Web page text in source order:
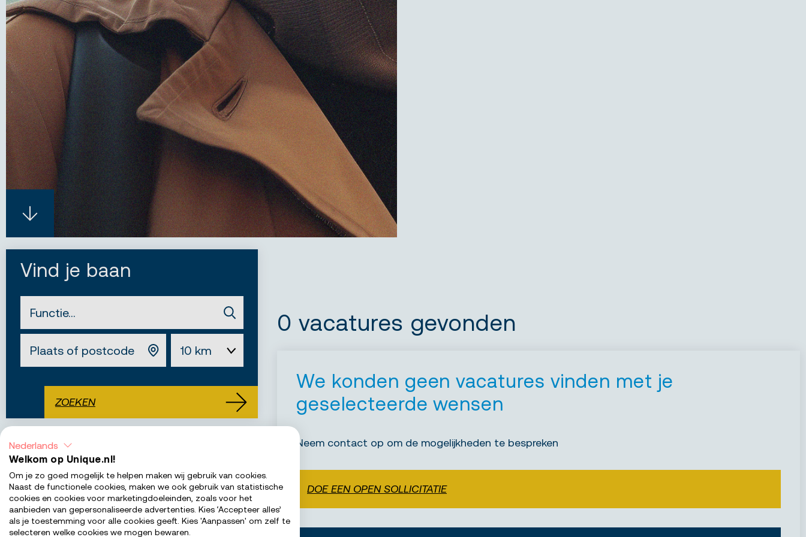
Vind je baan
ZOEKEN
Filters
Geplaatst
vandaag
0 vacatures gevonden
We konden geen vacatures vinden met je
geselecteerde wensen
Neem contact op om de mogelijkheden te bespreken
DOE EEN OPEN SOLLICITATIE
Nederlands
Welkom op Unique.nl!
Om je zo goed mogelijk te helpen maken wij gebruik van cookies.
Naast de functionele cookies, maken we ook gebruik van statistische
cookies en cookies voor marketingdoeleinden, zoals voor het
aanbieden van gepersonaliseerde advertenties. Kies ‘Accepteer alles’
als je toestemming voor alle cookies geeft. Kies 'Aanpassen' om zelf te
selecteren welke cookies we mogen bewaren.